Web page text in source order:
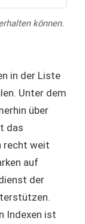
können.
in der Liste
Unter dem
über
das
recht weit
auf
der
Indexen ist